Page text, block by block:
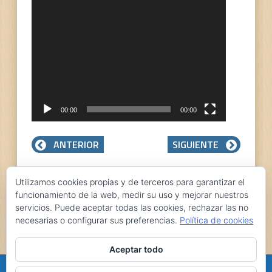
00:00 00:00
ANTERIOR SIGUIENTE
0 Comentarios
Utilizamos cookies propias y de terceros para garantizar el
funcionamiento de la web, medir su uso y mejorar nuestros
servicios. Puede aceptar todas las cookies, rechazar las no
necesarias o configurar sus preferencias. Política de cookies
Aceptar todo